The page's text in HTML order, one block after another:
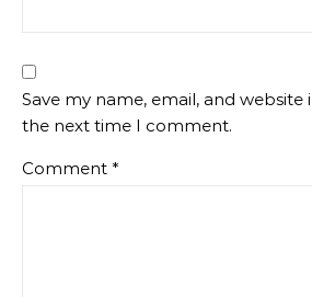
Save my name, email, and website
the next time I comment.
Comment *